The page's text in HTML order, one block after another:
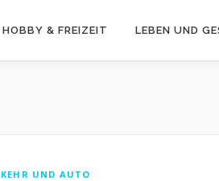
HOBBY & FREIZEIT LEBEN UND
UND AUTO